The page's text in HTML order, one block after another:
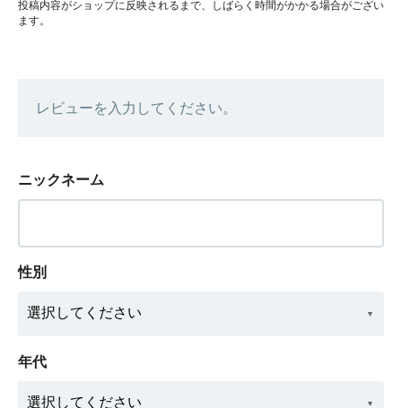
投稿内容がショップに反映されるまで、しばらく時間がかかる場合がござい
ます。
レビューを入力してください。
ニックネーム
性別
年代